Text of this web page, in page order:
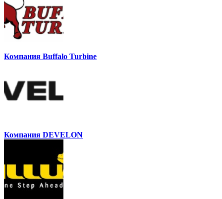
Компания Buffalo Turbine
Компания DEVELON